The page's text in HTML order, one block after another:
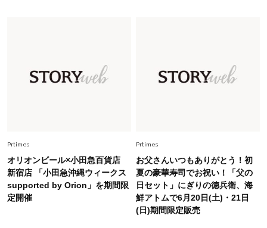
Fashion 2026.6.25
スタイリストが本気で推す！40代がほどよく華
やぐ【甘め黒アイテム】3選
Prtimes
オリオンビール×小田急百貨店
新宿店 「小田急沖縄ウィークス
supported by Orion」を期間限
定開催
Prtimes
お父さんいつもありがとう！初
夏の豪華寿司でお祝い！「父の
日セット」にぎりの徳兵衛、海
鮮アトムで6月20日(土)・21日
(日)期間限定販売